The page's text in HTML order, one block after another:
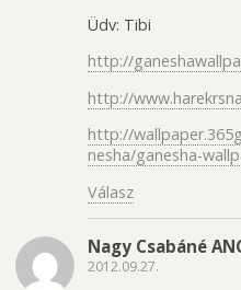
Üdv: Tibi
http://
http://
http://
nesha/ganesha-
Válasz
Nagy Csabáné
2012.09.27.